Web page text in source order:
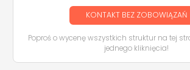
KONTAKT BEZ ZOBOWIĄZAŃ
Poproś o wycenę wszystkich struktur na tej
jednego kliknięcia!